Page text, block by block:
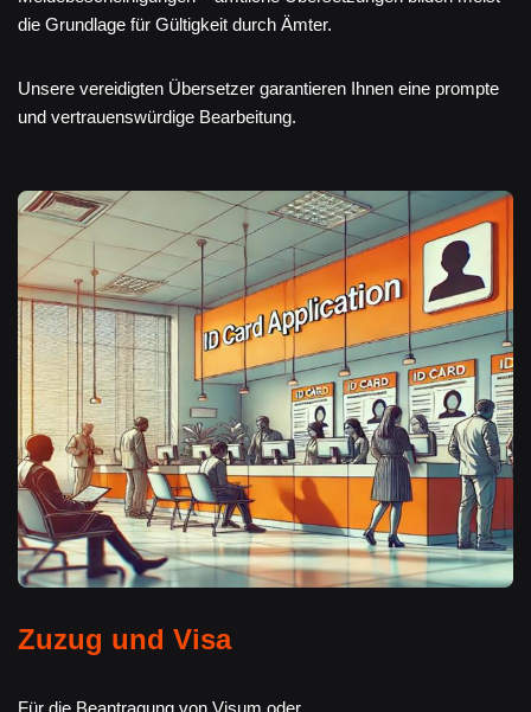
die Grundlage für Gültigkeit durch Ämter.
Unsere vereidigten Übersetzer garantieren Ihnen eine prompte
und vertrauenswürdige Bearbeitung.
Zuzug und Visa
Für die Beantragung von Visum oder